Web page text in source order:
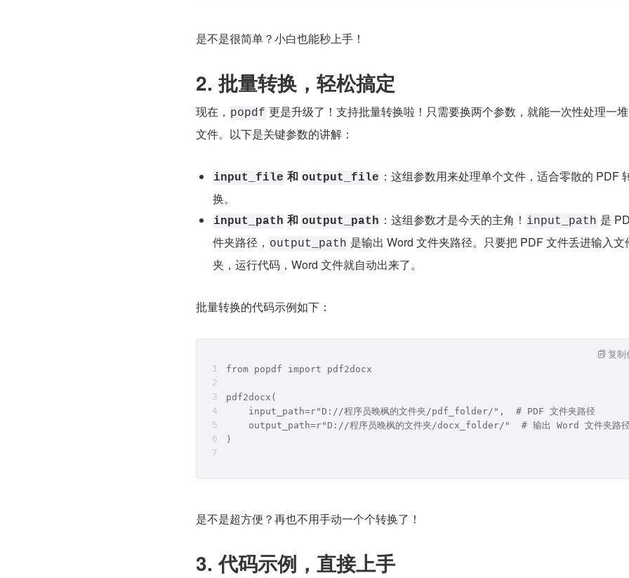
是不是很简单？小白也能秒上手！
2. 批量转换，轻松搞定
现在， popdf 更是升级了！支持批量转换啦！只需要换两个参数，就能一次性处理一
文件。以下是关键参数的讲解：
input_file 和 output_file ：这组参数用来处理单个文件，适合零散的 PDF
换。
input_path 和 output_path ：这组参数才是今天的主角！ input_path 是
件夹路径， output_path 是输出 Word 文件夹路径。只要把 PDF 文件丢进输入文
夹，运行代码，Word 文件就自动出来了。
批量转换的代码示例如下：
from popdf import pdf2docx
pdf2docx(
    input_path=r"D://程序员晚枫的文件夹/pdf_folder/",  # PDF 文件夹路径
output_path=r"D://程序员晚枫的文件夹/docx_folder/"  # 输出 Word 文件夹路
)
复制
是不是超方便？再也不用手动一个个转换了！
3. 代码示例，直接上手